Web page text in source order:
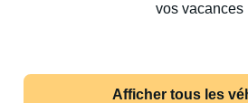
vos vacances
Afficher tous les